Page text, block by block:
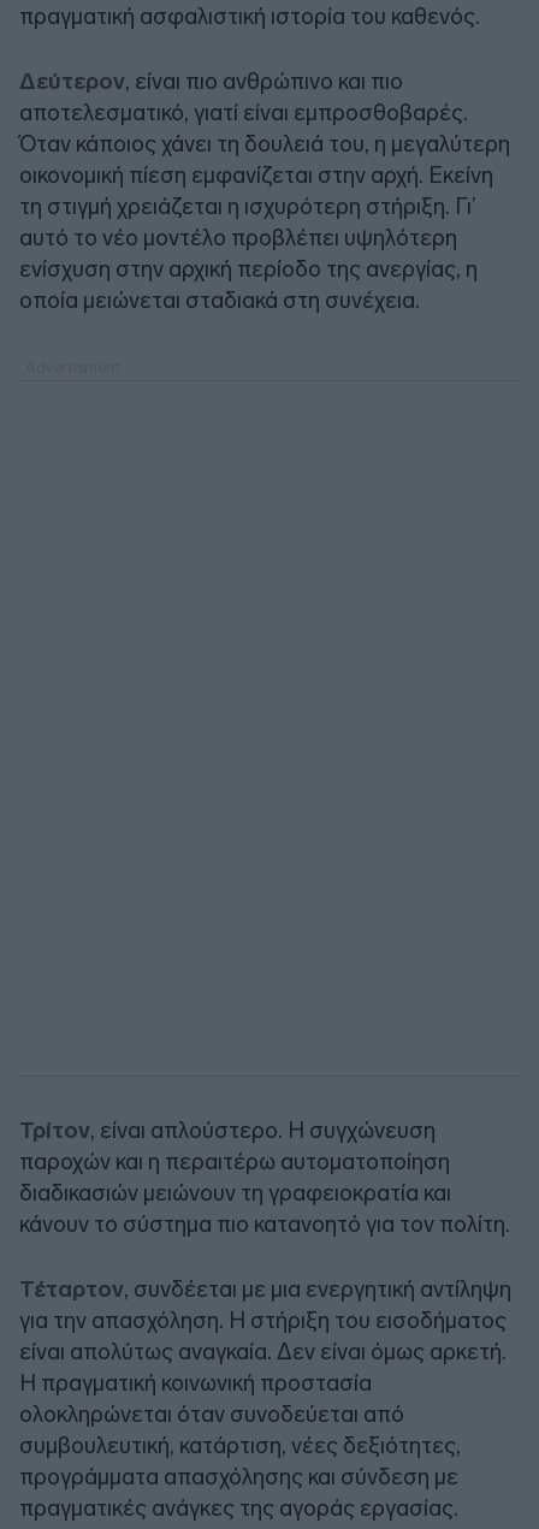
πραγματική ασφαλιστική ιστορία του καθενός.
Δεύτερον, είναι πιο ανθρώπινο και πιο
αποτελεσματικό, γιατί είναι εμπροσθοβαρές.
Όταν κάποιος χάνει τη δουλειά του, η μεγαλύτερη
οικονομική πίεση εμφανίζεται στην αρχή. Εκείνη
τη στιγμή χρειάζεται η ισχυρότερη στήριξη. Γι’
αυτό το νέο μοντέλο προβλέπει υψηλότερη
ενίσχυση στην αρχική περίοδο της ανεργίας, η
οποία μειώνεται σταδιακά στη συνέχεια.
Τρίτον, είναι απλούστερο. Η συγχώνευση
παροχών και η περαιτέρω αυτοματοποίηση
διαδικασιών μειώνουν τη γραφειοκρατία και
κάνουν το σύστημα πιο κατανοητό για τον πολίτη.
Τέταρτον, συνδέεται με μια ενεργητική αντίληψη
για την απασχόληση. Η στήριξη του εισοδήματος
είναι απολύτως αναγκαία. Δεν είναι όμως αρκετή.
Η πραγματική κοινωνική προστασία
ολοκληρώνεται όταν συνοδεύεται από
συμβουλευτική, κατάρτιση, νέες δεξιότητες,
προγράμματα απασχόλησης και σύνδεση με
πραγματικές ανάγκες της αγοράς εργασίας.